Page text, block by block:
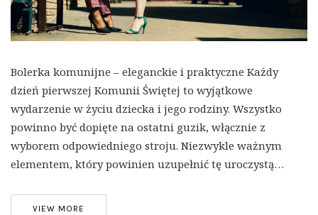
Bolerka komunijne – eleganckie i praktyczne Każdy
dzień pierwszej Komunii Świętej to wyjątkowe
wydarzenie w życiu dziecka i jego rodziny. Wszystko
powinno być dopięte na ostatni guzik, włącznie z
wyborem odpowiedniego stroju. Niezwykle ważnym
elementem, który powinien uzupełnić tę uroczystą…
VIEW MORE